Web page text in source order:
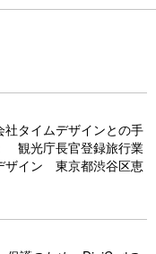
タイムデザインとの手
観光庁長官登録旅行業
ザイン 東京都渋谷区恵